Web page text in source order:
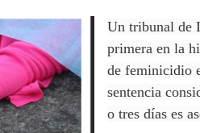
Un tribunal de
primera en la
de feminicidio
sentencia
o tres días es